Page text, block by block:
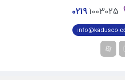
02191003025